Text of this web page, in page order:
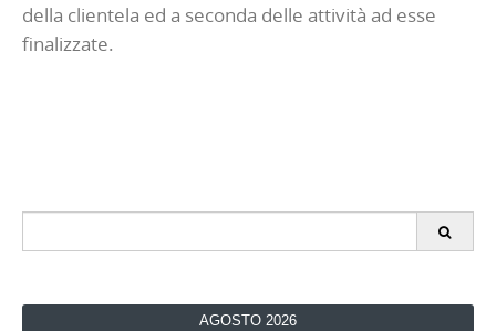
della clientela ed a seconda delle attività ad esse
finalizzate.
AGOSTO 2026